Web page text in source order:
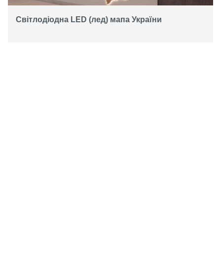
Світлодіодна LED (лед) мапа України